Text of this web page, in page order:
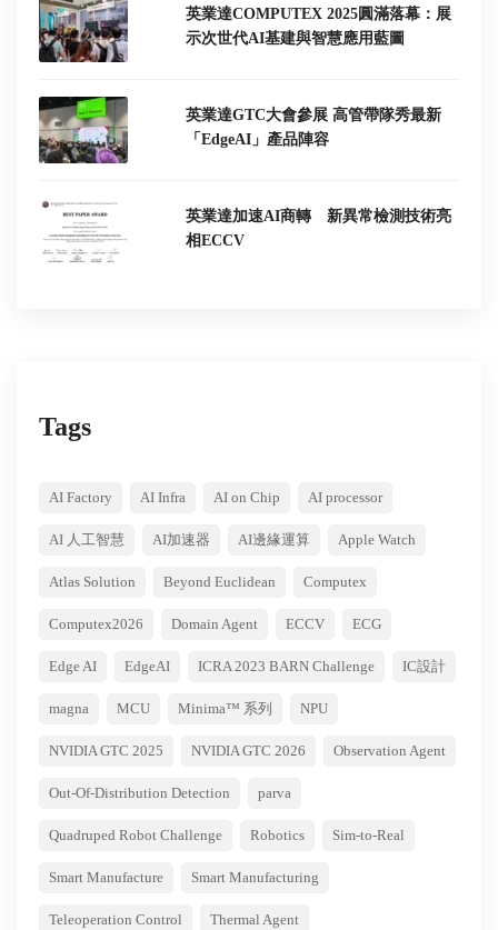
英業達COMPUTEX 2025圓滿落幕：展
示次世代AI基建與智慧應用藍圖
英業達GTC大會參展 高管帶隊秀最新
「EdgeAI」產品陣容
英業達加速AI商轉 新異常檢測技術亮
相ECCV
Tags
AI Factory AI Infra AI on Chip AI processor
AI 人工智慧 AI加速器 AI邊緣運算 Apple Watch
Atlas Solution Beyond Euclidean Computex
Computex2026 Domain Agent ECCV ECG
Edge AI EdgeAI ICRA 2023 BARN Challenge IC設計
magna MCU Minima™ 系列 NPU
NVIDIA GTC 2025 NVIDIA GTC 2026 Observation Agent
Out-Of-Distribution Detection parva
Quadruped Robot Challenge Robotics Sim-to-Real
Smart Manufacture Smart Manufacturing
Teleoperation Control Thermal Agent